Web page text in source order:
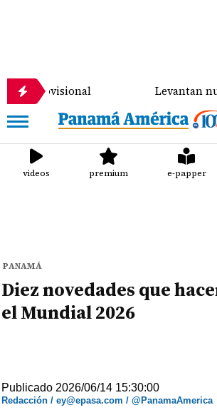
Levantan nuevo
videos premium e-papper
PANAMÁ
Diez novedades que
el Mundial 2026
Publicado 2026/06/14 15:30:00
Redacción / ey@epasa.com / @PanamaAmerica